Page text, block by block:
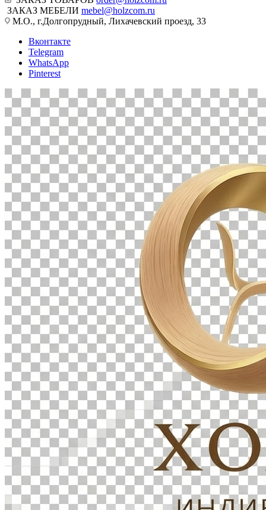
ЗАКАЗ МЕБЕЛИ mebel@holzcom.ru
М.О., г.Долгопрудный, Лихачевский проезд, 33
Вконтакте
Telegram
WhatsApp
Pinterest